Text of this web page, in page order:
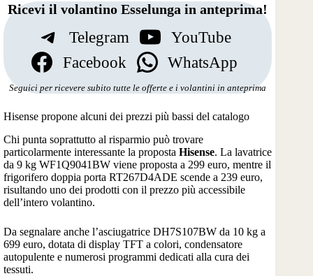
Ricevi il volantino Esselunga in anteprima!
Telegram
YouTube
Facebook
WhatsApp
Seguici per ricevere subito tutte le offerte e i volantini in anteprima
Hisense propone alcuni dei prezzi più bassi del catalogo
Chi punta soprattutto al risparmio può trovare
particolarmente interessante la proposta Hisense. La lavatrice
da 9 kg WF1Q9041BW viene proposta a 299 euro, mentre il
frigorifero doppia porta RT267D4ADE scende a 239 euro,
risultando uno dei prodotti con il prezzo più accessibile
dell’intero volantino.
Da segnalare anche l’asciugatrice DH7S107BW da 10 kg a
699 euro, dotata di display TFT a colori, condensatore
autopulente e numerosi programmi dedicati alla cura dei
tessuti.